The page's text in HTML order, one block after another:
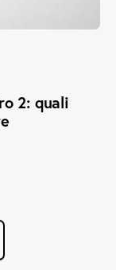
2: quali